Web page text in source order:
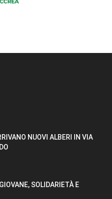
NUOVI ALBERI IN VIA
SOLIDARIETÀ E